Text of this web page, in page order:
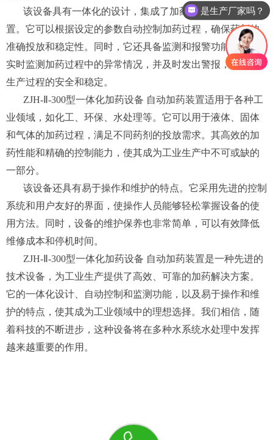
该设备具有一体化的设计，集成了加药控制系统和加药装
置。它可以根据设定的参数自动控制加药过程，确保药剂的
准确投放和稳定性。同时，它还具备监测和报警功能，可以
实时监测加药过程中的异常情况，并及时发出警报，以确保
生产过程的安全和稳定。
ZJH-Ⅱ-300型一体化加药设备 自动加药装置适用于各种工
业领域，如化工、环保、水处理等。它可以用于液体、固体
和气体的加药过程，满足不同药剂的投放需求。其高效的加
药性能和精确的控制能力，使其成为工业生产中不可或缺的
一部分。
该设备还具有易于操作和维护的特点。它采用先进的控制
系统和用户友好的界面，使操作人员能够轻松掌握设备的使
用方法。同时，设备的维护保养也非常简单，可以有效降低
维修成本和停机时间。
ZJH-Ⅱ-300型一体化加药设备 自动加药装置是一种先进的
技术设备，为工业生产提供了高效、可靠的加药解决方案。
它的一体化设计、自动控制和监测功能，以及易于操作和维
护的特点，使其成为工业领域中的理想选择。我们相信，随
着科技的不断进步，这种设备将在多种水系统水处理中发挥
越来越重要的作用。
是生产厂家吗？